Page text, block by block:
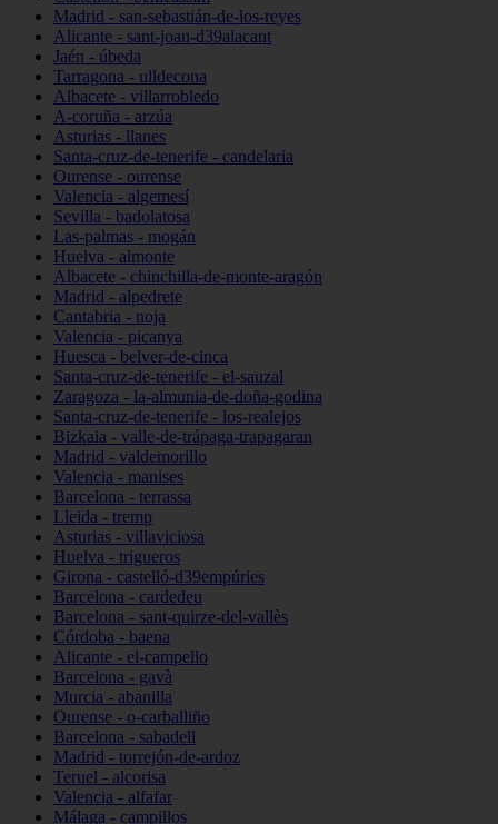
Madrid - san-sebastián-de-los-reyes
Alicante - sant-joan-d39alacant
Jaén - úbeda
Tarragona - ulldecona
Albacete - villarrobledo
A-coruña - arzúa
Asturias - llanes
Santa-cruz-de-tenerife - candelaria
Ourense - ourense
Valencia - algemesí
Sevilla - badolatosa
Las-palmas - mogán
Huelva - almonte
Albacete - chinchilla-de-monte-aragón
Madrid - alpedrete
Cantabria - noja
Valencia - picanya
Huesca - belver-de-cinca
Santa-cruz-de-tenerife - el-sauzal
Zaragoza - la-almunia-de-doña-godina
Santa-cruz-de-tenerife - los-realejos
Bizkaia - valle-de-trápaga-trapagaran
Madrid - valdemorillo
Valencia - manises
Barcelona - terrassa
Lleida - tremp
Asturias - villaviciosa
Huelva - trigueros
Girona - castelló-d39empúries
Barcelona - cardedeu
Barcelona - sant-quirze-del-vallès
Córdoba - baena
Alicante - el-campello
Barcelona - gavà
Murcia - abanilla
Ourense - o-carballiño
Barcelona - sabadell
Madrid - torrejón-de-ardoz
Teruel - alcorisa
Valencia - alfafar
Málaga - campillos